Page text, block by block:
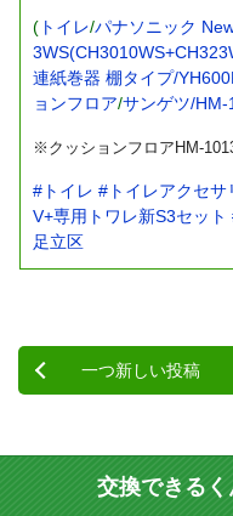
( トイレ/パナソニック
連紙巻器 棚タイプ/
ョンフロア/サンゲツ/HM-
※クッションフロアHM-
#トイレ #トイレアクセサ
V+専用トワレ新S3セット
足立区
一つ新しい投稿
交換できる